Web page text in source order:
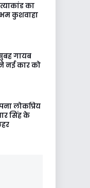
का
कुशवाहा
गायब
नई कार को
लोकप्रिय
सिंह के